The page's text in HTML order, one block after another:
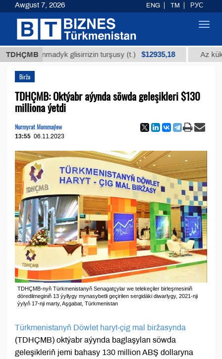
TDHÇMB glisirrizin turşusy (t.) $12935,18 Az kükürtli
Birža
TDHÇMB: Oktýabr aýynda söwda geleşikleri $130
milliona ýetdi
Nurmyrat Mommaýew
13:55 06.11.2023
TDHÇMB-nyň Türkmenistanyň Senagatçylar we telekeçiler birleşmesiniň
döredilmeginiň 13 ýyllygy mynasybetli geçirilen sergidäki diwarlygy, 2021-nji
ýylyň 17-nji marty, Aşgabat, Türkmenistan
Türkmenistanyň Döwlet haryt-çig mal biržasynda
(TDHÇMB) oktýabr aýynda baglaşylan söwda
geleşikleriň jemi bahasy 130 million ABŞ dollaryna
Awgust 7, 2026 ENG TM РУС